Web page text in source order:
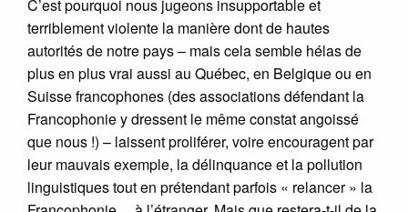
C’est pourquoi nous jugeons insupportable et
terriblement violente la manière dont de hautes
autorités de notre pays – mais cela semble hélas de
plus en plus vrai aussi au Québec, en Belgique ou en
Suisse francophones (des associations défendant la
Francophonie y dressent le même constat angoissé
que nous !) – laissent proliférer, voire encouragent par
leur mauvais exemple, la délinquance et la pollution
linguistiques tout en prétendant parfois « relancer » la